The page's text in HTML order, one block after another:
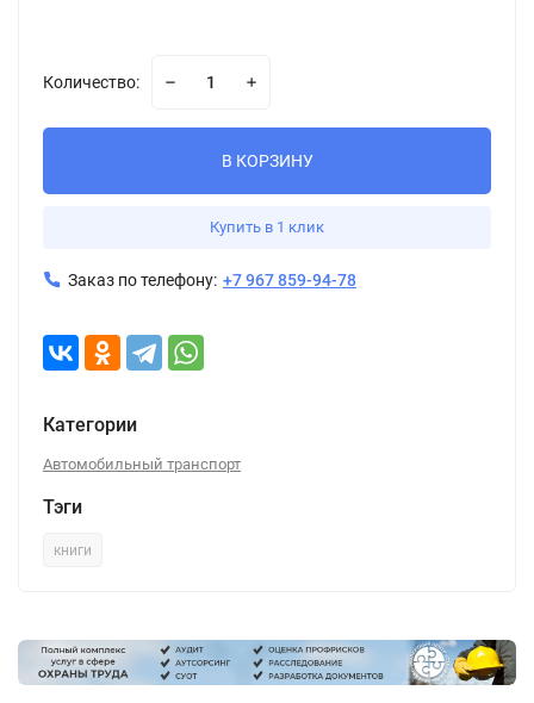
Количество:
В КОРЗИНУ
Купить в 1 клик
Заказ по телефону: +7 967 859-94-78
Категории
Автомобильный транспорт
Тэги
книги